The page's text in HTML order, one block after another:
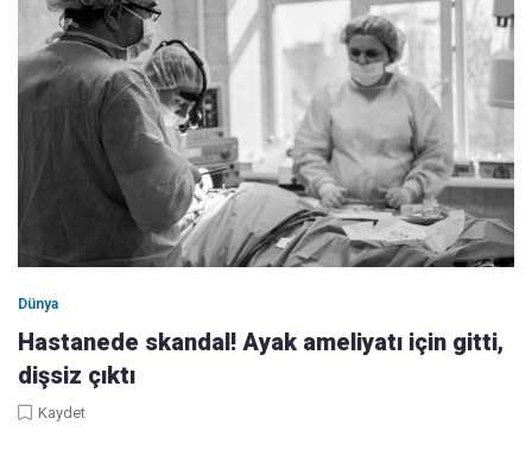
Dünya
Hastanede skandal! Ayak ameliyatı için gitti,
dişsiz çıktı
Kaydet